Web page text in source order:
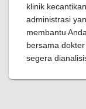
klinik
administrasi
membantu
bersama
segera